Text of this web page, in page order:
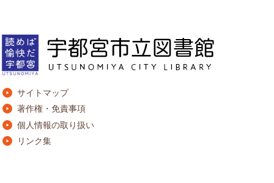
サイトマップ
著作権・免責事項
個人情報の取り扱い
リンク集